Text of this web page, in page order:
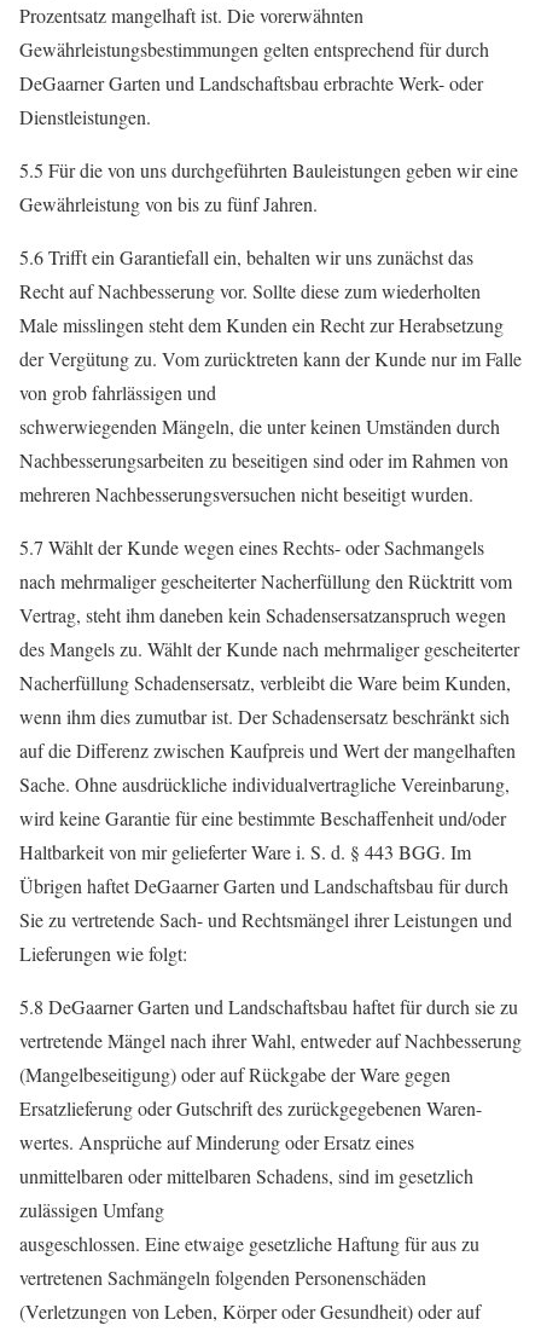
Prozentsatz mangelhaft ist. Die vorerwähnten
Gewährleistungsbestimmungen gelten entsprechend für durch
DeGaarner Garten und Landschaftsbau erbrachte Werk- oder
Dienstleistungen.
5.5 Für die von uns durchgeführten Bauleistungen geben wir eine
Gewährleistung von bis zu fünf Jahren.
5.6 Trifft ein Garantiefall ein, behalten wir uns zunächst das
Recht auf Nachbesserung vor. Sollte diese zum wiederholten
Male misslingen steht dem Kunden ein Recht zur Herabsetzung
der Vergütung zu. Vom zurücktreten kann der Kunde nur im Falle
von grob fahrlässigen und
schwerwiegenden Mängeln, die unter keinen Umständen durch
Nachbesserungsarbeiten zu beseitigen sind oder im Rahmen von
mehreren Nachbesserungsversuchen nicht beseitigt wurden.
5.7 Wählt der Kunde wegen eines Rechts- oder Sachmangels
nach mehrmaliger gescheiterter Nacherfüllung den Rücktritt vom
Vertrag, steht ihm daneben kein Schadensersatzanspruch wegen
des Mangels zu. Wählt der Kunde nach mehrmaliger gescheiterter
Nacherfüllung Schadensersatz, verbleibt die Ware beim Kunden,
wenn ihm dies zumutbar ist. Der Schadensersatz beschränkt sich
auf die Differenz zwischen Kaufpreis und Wert der mangelhaften
Sache. Ohne ausdrückliche individualvertragliche Vereinbarung,
wird keine Garantie für eine bestimmte Beschaffenheit und/oder
Haltbarkeit von mir gelieferter Ware i. S. d. § 443 BGG. Im
Übrigen haftet DeGaarner Garten und Landschaftsbau für durch
Sie zu vertretende Sach- und Rechtsmängel ihrer Leistungen und
Lieferungen wie folgt:
5.8 DeGaarner Garten und Landschaftsbau haftet für durch sie zu
vertretende Mängel nach ihrer Wahl, entweder auf Nachbesserung
(Mangelbeseitigung) oder auf Rückgabe der Ware gegen
Ersatzlieferung oder Gutschrift des zurückgegebenen Waren-
wertes. Ansprüche auf Minderung oder Ersatz eines
unmittelbaren oder mittelbaren Schadens, sind im gesetzlich
zulässigen Umfang
ausgeschlossen. Eine etwaige gesetzliche Haftung für aus zu
vertretenen Sachmängeln folgenden Personenschäden
(Verletzungen von Leben, Körper oder Gesundheit) oder auf